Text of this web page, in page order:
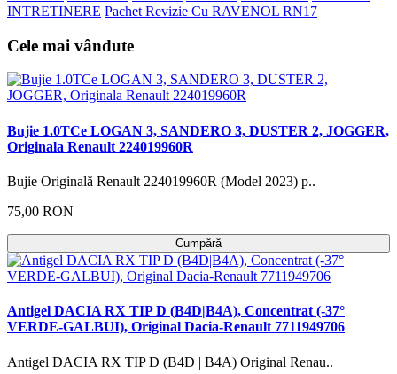
INTRETINERE Pachet Revizie Cu RAVENOL RN17
Cele mai vândute
Bujie 1.0TCe LOGAN 3, SANDERO 3, DUSTER 2, JOGGER,
Originala Renault 224019960R
Bujie Originală Renault 224019960R (Model 2023) p..
75,00 RON
Cumpără
Antigel DACIA RX TIP D (B4D|B4A), Concentrat (-37°
VERDE-GALBUI), Original Dacia-Renault 7711949706
Antigel DACIA RX TIP D (B4D | B4A) Original Renau..